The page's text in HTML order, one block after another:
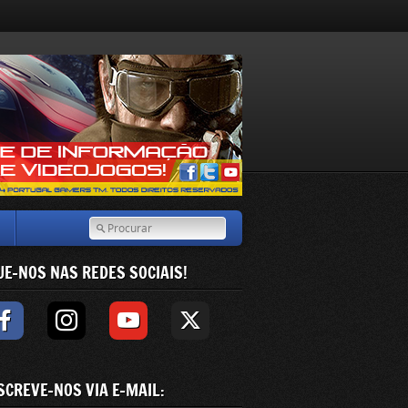
NOS NAS REDES SOCIAIS!
NOS VIA E-MAIL: